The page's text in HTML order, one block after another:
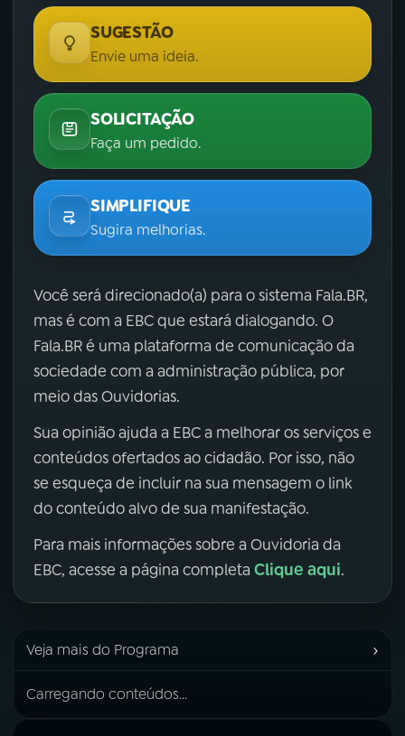
SUGESTÃO
Envie uma ideia.
SOLICITAÇÃO
Faça um pedido.
SIMPLIFIQUE
Sugira melhorias.
Você será direcionado(a) para o sistema Fala.BR,
mas é com a EBC que estará dialogando. O
Fala.BR é uma plataforma de comunicação da
sociedade com a administração pública, por
meio das Ouvidorias.
Sua opinião ajuda a EBC a melhorar os serviços e
conteúdos ofertados ao cidadão. Por isso, não
se esqueça de incluir na sua mensagem o link
do conteúdo alvo de sua manifestação.
Para mais informações sobre a Ouvidoria da
EBC, acesse a página completa Clique aqui.
Veja mais do Programa ›
Carregando conteúdos...